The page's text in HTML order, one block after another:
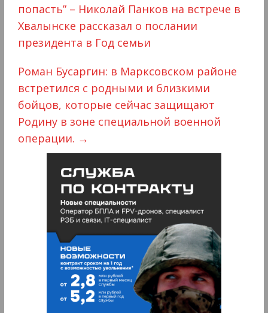
попасть” – Николай Панков на встрече в
Хвалынске рассказал о послании
президента в Год семьи
Роман Бусаргин: в Марксовском районе
встретился с родными и близкими
бойцов, которые сейчас защищают
Родину в зоне специальной военной
операции. →